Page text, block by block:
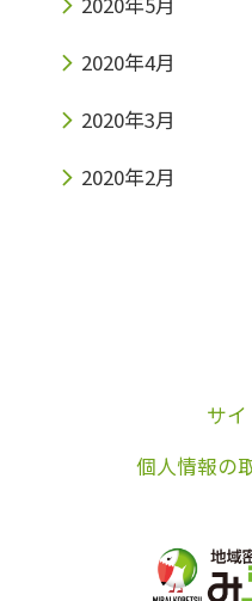
2020年4月
2020年3月
2020年2月
サ
個人情報の